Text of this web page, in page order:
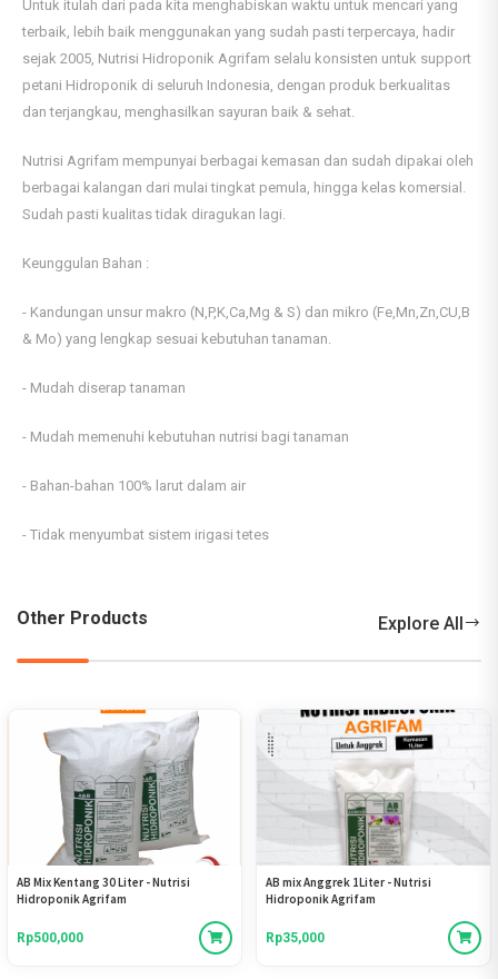
Untuk itulah dari pada kita menghabiskan waktu untuk mencari yang
terbaik, lebih baik menggunakan yang sudah pasti terpercaya, hadir
sejak 2005, Nutrisi Hidroponik Agrifam selalu konsisten untuk support
petani Hidroponik di seluruh Indonesia, dengan produk berkualitas
dan terjangkau, menghasilkan sayuran baik & sehat.
Nutrisi Agrifam mempunyai berbagai kemasan dan sudah dipakai oleh
berbagai kalangan dari mulai tingkat pemula, hingga kelas komersial.
Sudah pasti kualitas tidak diragukan lagi.
Keunggulan Bahan :
- Kandungan unsur makro (N,P,K,Ca,Mg & S) dan mikro (Fe,Mn,Zn,CU,B
& Mo) yang lengkap sesuai kebutuhan tanaman.
- Mudah diserap tanaman
- Mudah memenuhi kebutuhan nutrisi bagi tanaman
- Bahan-bahan 100% larut dalam air
- Tidak menyumbat sistem irigasi tetes
Other Products Explore All
AB Mix Kentang 30 Liter - Nutrisi
Hidroponik Agrifam
Rp500,000
AB mix Anggrek 1Liter - Nutrisi
Hidroponik Agrifam
Rp35,000